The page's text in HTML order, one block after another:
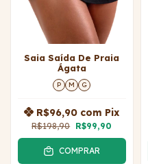
Saia Saída De Praia
Ágata
P M G
R$198,90 R$99,90
R$96,90 com Pix
COMPRAR